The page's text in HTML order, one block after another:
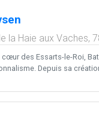
la Haie aux Vaches,
cœur des Essarts-le-Roi,
Depuis sa